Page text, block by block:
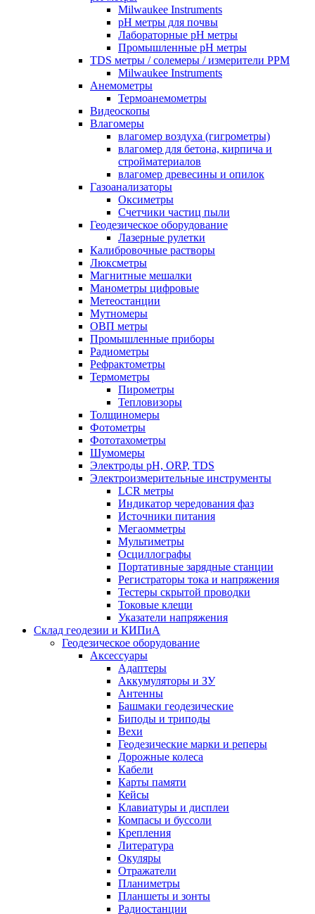
Milwaukee Instruments
pH метры для почвы
Лабораторные pH метры
Промышленные pH метры
TDS метры / солемеры / измерители PPM
Milwaukee Instruments
Анемометры
Термоанемометры
Видеоскопы
Влагомеры
влагомер воздуха (гигрометры)
влагомер для бетона, кирпича и
стройматериалов
влагомер древесины и опилок
Газоанализаторы
Оксиметры
Счетчики частиц пыли
Геодезическое оборудование
Лазерные рулетки
Калибровочные растворы
Люксметры
Магнитные мешалки
Манометры цифровые
Метеостанции
Мутномеры
ОВП метры
Промышленные приборы
Радиометры
Рефрактометры
Термометры
Пирометры
Тепловизоры
Толщиномеры
Фотометры
Фототахометры
Шумомеры
Электроды pH, ORP, TDS
Электроизмерительные инструменты
LCR метры
Индикатор чередования фаз
Источники питания
Мегаомметры
Мультиметры
Осциллографы
Портативные зарядные станции
Регистраторы тока и напряжения
Тестеры скрытой проводки
Токовые клещи
Указатели напряжения
Склад геодезии и КИПиА
Геодезическое оборудование
Аксессуары
Адаптеры
Аккумуляторы и ЗУ
Антенны
Башмаки геодезические
Биподы и триподы
Вехи
Геодезические марки и реперы
Дорожные колеса
Кабели
Карты памяти
Кейсы
Клавиатуры и дисплеи
Компасы и буссоли
Крепления
Литература
Окуляры
Отражатели
Планиметры
Планшеты и зонты
Радиостанции